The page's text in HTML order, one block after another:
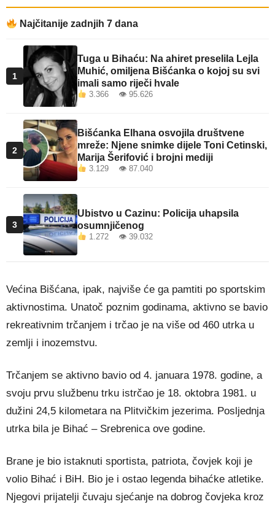
Najčitanije zadnjih 7 dana
1
Tuga u Bihaću: Na ahiret preselila Lejla
Muhić, omiljena Bišćanka o kojoj su svi
imali samo riječi hvale
3.366 👁 95.626
2
Bišćanka Elhana osvojila društvene
mreže: Njene snimke dijele Toni Cetinski,
Marija Šerifović i brojni mediji
3.129 👁 87.040
3
Ubistvo u Cazinu: Policija uhapsila
osumnjičenog
1.272 👁 39.032
Većina Bišćana, ipak, najviše će ga pamtiti po sportskim
aktivnostima. Unatoč poznim godinama, aktivno se bavio
rekreativnim trčanjem i trčao je na više od 460 utrka u
zemlji i inozemstvu.
Trčanjem se aktivno bavio od 4. januara 1978. godine, a
svoju prvu službenu trku istrčao je 18. oktobra 1981. u
dužini 24,5 kilometara na Plitvičkim jezerima. Posljednja
utrka bila je Bihać – Srebrenica ove godine.
Brane je bio istaknuti sportista, patriota, čovjek koji je
volio Bihać i BiH. Bio je i ostao legenda bihaćke atletike.
Njegovi prijatelji čuvaju sjećanje na dobrog čovjeka kroz